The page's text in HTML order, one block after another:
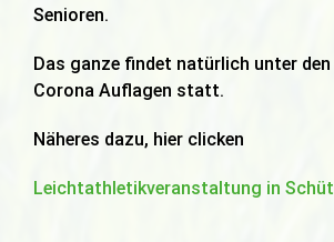
Senioren.
Das ganze findet natürlich unter den
Corona Auflagen statt.
Näheres dazu, hier clicken
Leichtathletikveranstaltung in